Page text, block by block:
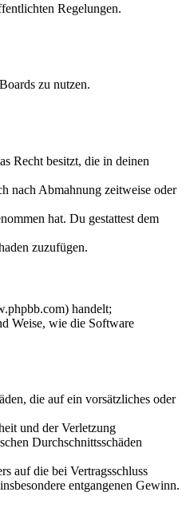
Regelungen.
zu nutzen.
Recht besitzt, die in deinen
nach Abmahnung zeitweise oder
hat. Du gestattest dem
zuzufügen.
handelt;
Weise, wie die Software
die auf ein vorsätzliches oder
und der Verletzung
Durchschnittsschäden
auf die bei Vertragsschluss
entgangenen Gewinn.